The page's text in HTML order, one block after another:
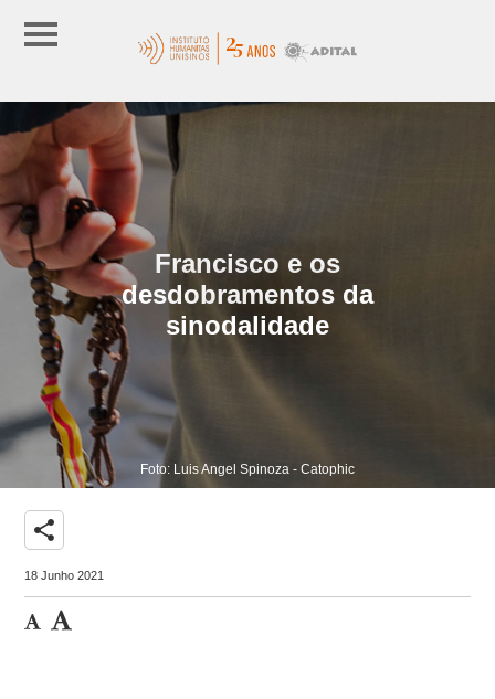
Francisco e os
desdobramentos da
sinodalidade
Foto: Luis Angel Spinoza - Catophic
share
18 Junho 2021